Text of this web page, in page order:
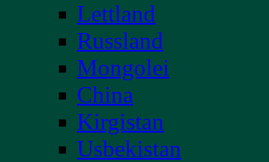
Lettland
Russland
Mongolei
China
Kirgistan
Usbekistan